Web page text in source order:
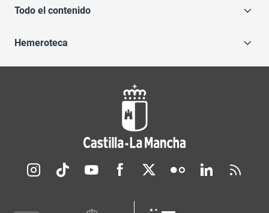
Todo el contenido
Hemeroteca
Redes sociales JCCM